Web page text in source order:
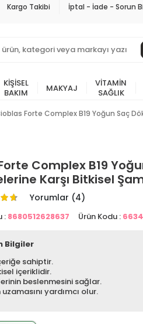
Kargo Takibi İptal - İade - Sorun
KIŞISEL
BAKIM
MAKYAJ
VITAMIN
SAĞLIK
Forte Complex B19 Yoğun Saç
Complex B19
Karşı Bitkisel
Yorumlar (4)
: 8680512628637 Ürün Kodu :
Bilgiler
sahiptir.
içeriklidir.
beslenmesini sağlar.
uzamasını yardımcı olur.